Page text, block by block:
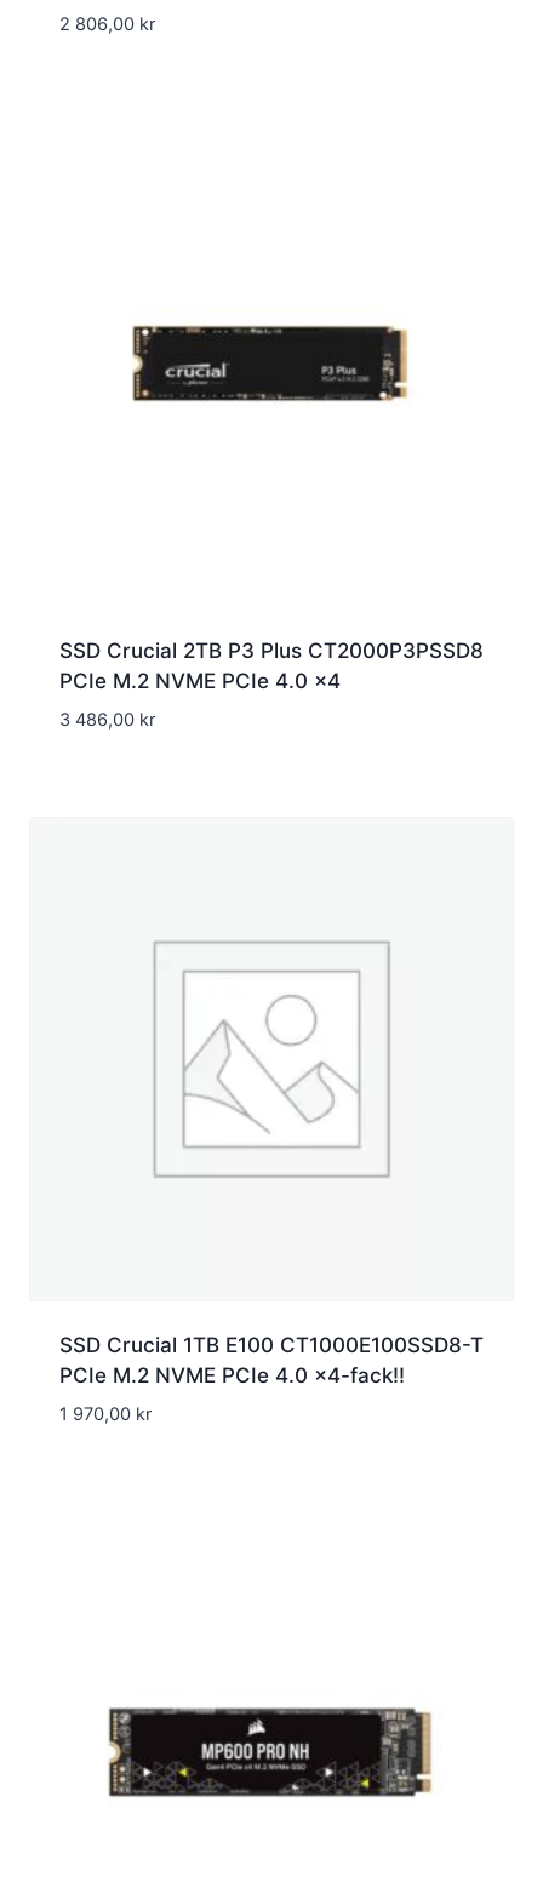
2 806,00 kr
SSD Crucial 2TB P3 Plus CT2000P3PSSD8
PCIe M.2 NVME PCIe 4.0 x4
3 486,00 kr
SSD Crucial 1TB E100 CT1000E100SSD8-T
PCIe M.2 NVME PCIe 4.0 x4-fack!!
1 970,00 kr